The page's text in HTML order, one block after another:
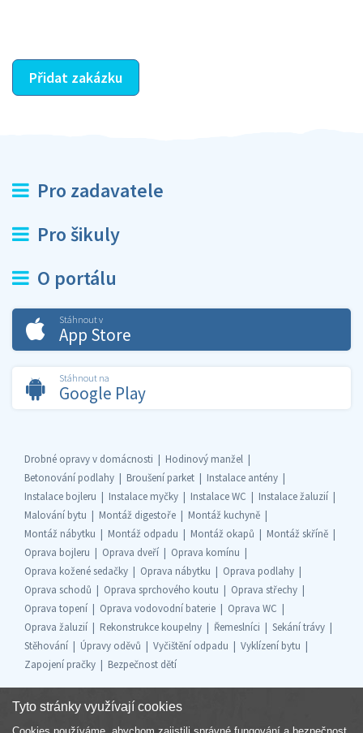
Přidat zakázku
Pro zadavatele
Pro šikuly
O portálu
Stáhnout v
App Store
Stáhnout na
Google Play
Drobné opravy v domácnosti
Hodinový manžel
Betonování podlahy
Broušení parket
Instalace antény
Instalace bojleru
Instalace myčky Instalace WC
Instalace žaluzií
Malování bytu
Montáž digestoře
Montáž kuchyně
Montáž nábytku
Montáž odpadu Montáž okapů
Montáž skříně
Oprava bojleru
Oprava dveří
Oprava komínu
Oprava kožené sedačky
Oprava nábytku
Oprava podlahy
Oprava schodů
Oprava sprchového koutu
Oprava střechy
Oprava topení
Oprava vodovodní baterie
Oprava WC
Oprava žaluzií
Rekonstrukce koupelny Řemeslníci
Sekání trávy
Stěhování
Úpravy oděvů Vyčištění odpadu
Vyklízení bytu
Zapojení pračky
Bezpečnost dětí
Tyto stránky využívají cookies